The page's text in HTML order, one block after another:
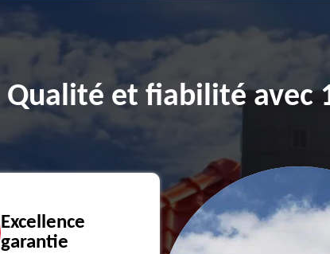
Qualité et fiabilité avec
Excellence
garantie